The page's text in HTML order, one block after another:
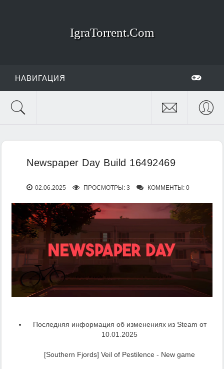
IgraTorrent.Com
НАВИГАЦИЯ
Newspaper Day Build 16492469
02.06.2025 ПРОСМОТРЫ: 3 КОММЕНТЫ: 0
Последняя информация об изменениях из Steam от
10.01.2025
[Southern Fjords] Veil of Pestilence - New game